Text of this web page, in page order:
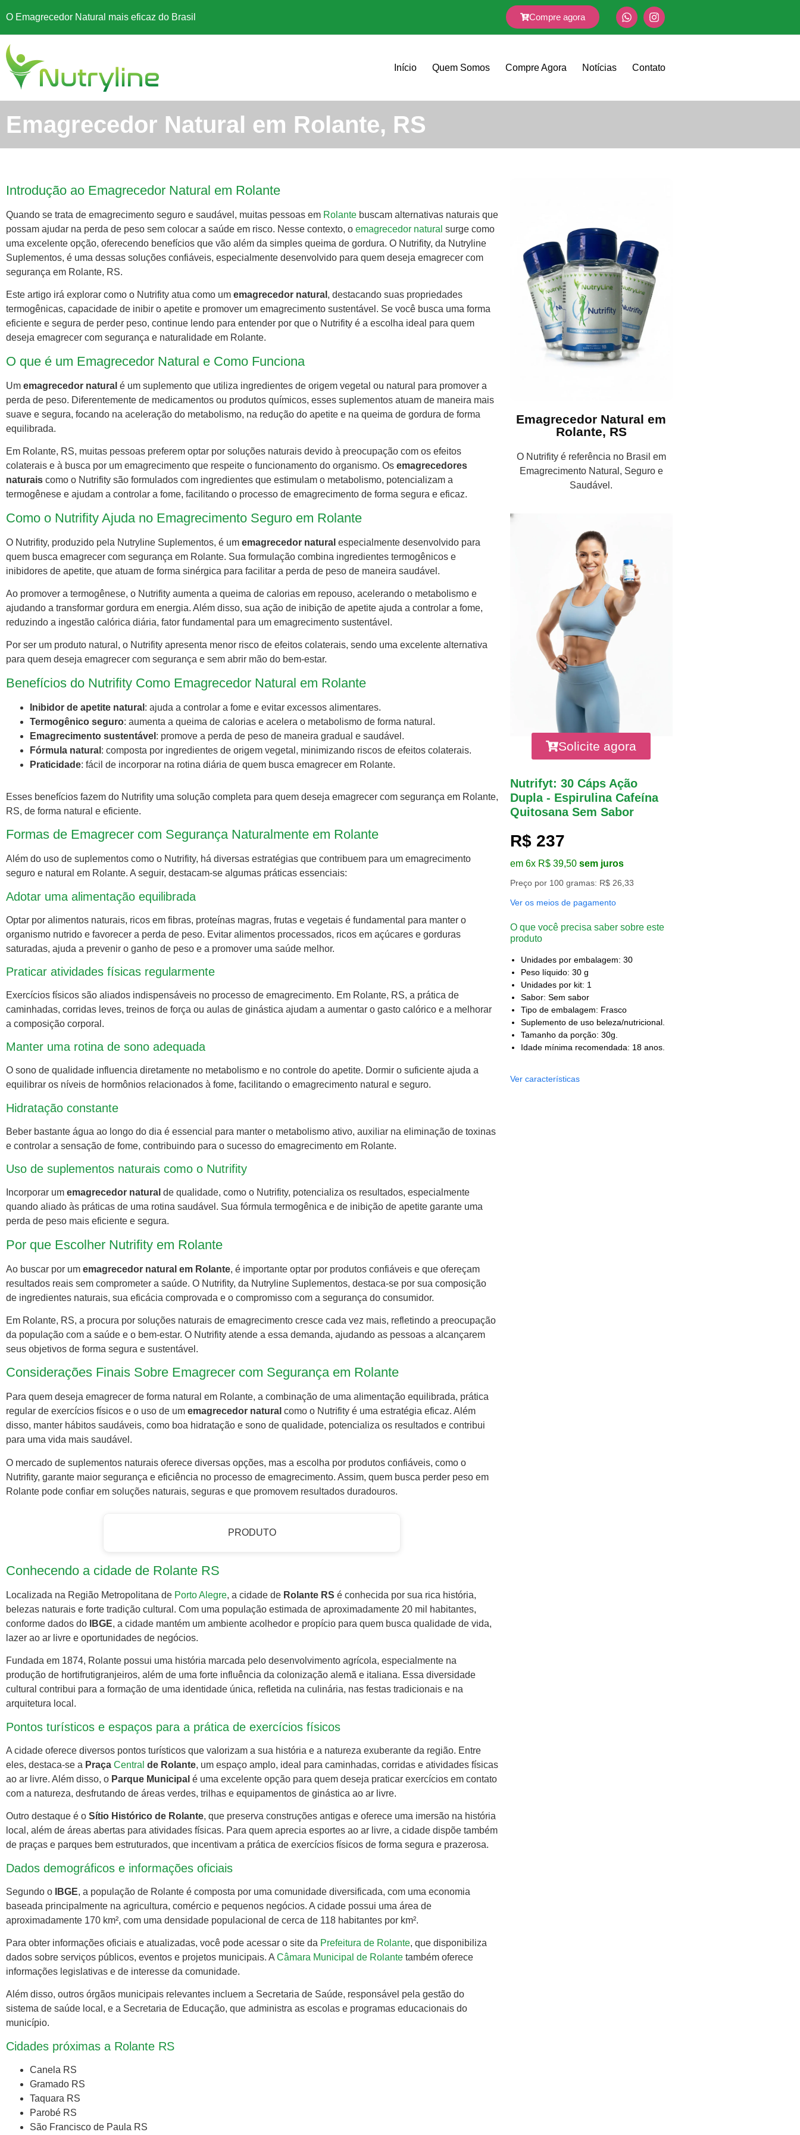
O Emagrecedor Natural mais eficaz do Brasil Compre agora
Início Quem Somos Compre Agora Notícias Contato
Emagrecedor Natural em Rolante, RS
Introdução ao Emagrecedor Natural em Rolante
Quando se trata de emagrecimento seguro e saudável, muitas pessoas em Rolante buscam alternativas naturais que
possam ajudar na perda de peso sem colocar a saúde em risco. Nesse contexto, o emagrecedor natural surge como
uma excelente opção, oferecendo benefícios que vão além da simples queima de gordura. O Nutrifity, da Nutryline
Suplementos, é uma dessas soluções confiáveis, especialmente desenvolvido para quem deseja emagrecer com
segurança em Rolante, RS.
Este artigo irá explorar como o Nutrifity atua como um emagrecedor natural , destacando suas propriedades
termogênicas, capacidade de inibir o apetite e promover um emagrecimento sustentável. Se você busca uma forma
eficiente e segura de perder peso, continue lendo para entender por que o Nutrifity é a escolha ideal para quem
deseja emagrecer com segurança e naturalidade em Rolante.
O que é um Emagrecedor Natural e Como Funciona
Um emagrecedor natural é um suplemento que utiliza ingredientes de origem vegetal ou natural para promover a
perda de peso. Diferentemente de medicamentos ou produtos químicos, esses suplementos atuam de maneira mais
suave e segura, focando na aceleração do metabolismo, na redução do apetite e na queima de gordura de forma
equilibrada.
Em Rolante, RS, muitas pessoas preferem optar por soluções naturais devido à preocupação com os efeitos
colaterais e à busca por um emagrecimento que respeite o funcionamento do organismo. Os emagrecedores
naturais como o Nutrifity são formulados com ingredientes que estimulam o metabolismo, potencializam a
termogênese e ajudam a controlar a fome, facilitando o processo de emagrecimento de forma segura e eficaz.
Como o Nutrifity Ajuda no Emagrecimento Seguro em Rolante
O Nutrifity, produzido pela Nutryline Suplementos, é um emagrecedor natural especialmente desenvolvido para
quem busca emagrecer com segurança em Rolante. Sua formulação combina ingredientes termogênicos e
inibidores de apetite, que atuam de forma sinérgica para facilitar a perda de peso de maneira saudável.
Ao promover a termogênese, o Nutrifity aumenta a queima de calorias em repouso, acelerando o metabolismo e
ajudando a transformar gordura em energia. Além disso, sua ação de inibição de apetite ajuda a controlar a fome,
reduzindo a ingestão calórica diária, fator fundamental para um emagrecimento sustentável.
Por ser um produto natural, o Nutrifity apresenta menor risco de efeitos colaterais, sendo uma excelente alternativa
para quem deseja emagrecer com segurança e sem abrir mão do bem-estar.
Benefícios do Nutrifity Como Emagrecedor Natural em Rolante
Inibidor de apetite natural : ajuda a controlar a fome e evitar excessos alimentares.
Termogênico seguro: aumenta a queima de calorias e acelera o metabolismo de forma natural.
Emagrecimento sustentável : promove a perda de peso de maneira gradual e saudável.
Fórmula natural : composta por ingredientes de origem vegetal, minimizando riscos de efeitos colaterais.
Praticidade: fácil de incorporar na rotina diária de quem busca emagrecer em Rolante.
Esses benefícios fazem do Nutrifity uma solução completa para quem deseja emagrecer com segurança em Rolante,
RS, de forma natural e eficiente.
Formas de Emagrecer com Segurança Naturalmente em Rolante
Além do uso de suplementos como o Nutrifity, há diversas estratégias que contribuem para um emagrecimento
seguro e natural em Rolante. A seguir, destacam-se algumas práticas essenciais:
Adotar uma alimentação equilibrada
Optar por alimentos naturais, ricos em fibras, proteínas magras, frutas e vegetais é fundamental para manter o
organismo nutrido e favorecer a perda de peso. Evitar alimentos processados, ricos em açúcares e gorduras
saturadas, ajuda a prevenir o ganho de peso e a promover uma saúde melhor.
Praticar atividades físicas regularmente
Exercícios físicos são aliados indispensáveis no processo de emagrecimento. Em Rolante, RS, a prática de
caminhadas, corridas leves, treinos de força ou aulas de ginástica ajudam a aumentar o gasto calórico e a melhorar
a composição corporal.
Manter uma rotina de sono adequada
O sono de qualidade influencia diretamente no metabolismo e no controle do apetite. Dormir o suficiente ajuda a
equilibrar os níveis de hormônios relacionados à fome, facilitando o emagrecimento natural e seguro.
Hidratação constante
Beber bastante água ao longo do dia é essencial para manter o metabolismo ativo, auxiliar na eliminação de toxinas
e controlar a sensação de fome, contribuindo para o sucesso do emagrecimento em Rolante.
Uso de suplementos naturais como o Nutrifity
Incorporar um emagrecedor natural de qualidade, como o Nutrifity, potencializa os resultados, especialmente
quando aliado às práticas de uma rotina saudável. Sua fórmula termogênica e de inibição de apetite garante uma
perda de peso mais eficiente e segura.
Por que Escolher Nutrifity em Rolante
Ao buscar por um emagrecedor natural em Rolante, é importante optar por produtos confiáveis e que ofereçam
resultados reais sem comprometer a saúde. O Nutrifity, da Nutryline Suplementos, destaca-se por sua composição
de ingredientes naturais, sua eficácia comprovada e o compromisso com a segurança do consumidor.
Em Rolante, RS, a procura por soluções naturais de emagrecimento cresce cada vez mais, refletindo a preocupação
da população com a saúde e o bem-estar. O Nutrifity atende a essa demanda, ajudando as pessoas a alcançarem
seus objetivos de forma segura e sustentável.
Considerações Finais Sobre Emagrecer com Segurança em Rolante
Para quem deseja emagrecer de forma natural em Rolante, a combinação de uma alimentação equilibrada, prática
regular de exercícios físicos e o uso de um emagrecedor natural como o Nutrifity é uma estratégia eficaz. Além
disso, manter hábitos saudáveis, como boa hidratação e sono de qualidade, potencializa os resultados e contribui
para uma vida mais saudável.
O mercado de suplementos naturais oferece diversas opções, mas a escolha por produtos confiáveis, como o
Nutrifity, garante maior segurança e eficiência no processo de emagrecimento. Assim, quem busca perder peso em
Rolante pode confiar em soluções naturais, seguras e que promovem resultados duradouros.
PRODUTO
Conhecendo a cidade de Rolante RS
Localizada na Região Metropolitana de PortoAlegre, a cidade de Rolante RS é conhecida por sua rica história,
belezas naturais e forte tradição cultural. Com uma população estimada de aproximadamente 20 mil habitantes,
conforme dados do
IBGE, a cidade mantém um ambiente acolhedor e propício para quem busca qualidade de vida,
lazer ao ar livre e oportunidades de negócios.
Fundada em 1874, Rolante possui uma história marcada pelo desenvolvimento agrícola, especialmente na
produção de hortifrutigranjeiros, além de uma forte influência da colonização alemã e italiana. Essa diversidade
cultural contribui para a formação de uma identidade única, refletida na culinária, nas festas tradicionais e na
arquitetura local.
Pontos turísticos e espaços para a prática de exercícios físicos
A cidade oferece diversos pontos turísticos que valorizam a sua história e a natureza exuberante da região. Entre
eles, destaca-se a Praça Central de Rolante, um espaço amplo, ideal para caminhadas, corridas e atividades físicas
ao ar livre. Além disso, o Parque Municipal é uma excelente opção para quem deseja praticar exercícios em contato
com a natureza, desfrutando de áreas verdes, trilhas e equipamentos de ginástica ao ar livre.
Outro destaque é o Sítio Histórico de Rolante, que preserva construções antigas e oferece uma imersão na história
local, além de áreas abertas para atividades físicas. Para quem aprecia esportes ao ar livre, a cidade dispõe também
de praças e parques bem estruturados, que incentivam a prática de exercícios físicos de forma segura e prazerosa.
Dados demográficos e informações oficiais
Segundo o IBGE, a população de Rolante é composta por uma comunidade diversificada, com uma economia
baseada principalmente na agricultura, comércio e pequenos negócios. A cidade possui uma área de
aproximadamente 170 km², com uma densidade populacional de cerca de 118 habitantes por km².
Para obter informações oficiais e atualizadas, você pode acessar o site da Prefeitura de Rolante, que disponibiliza
dados sobre serviços públicos, eventos e projetos municipais. A Câmara Municipal de Rolante também oferece
informações legislativas e de interesse da comunidade.
Além disso, outros órgãos municipais relevantes incluem a Secretaria de Saúde, responsável pela gestão do
sistema de saúde local, e a Secretaria de Educação, que administra as escolas e programas educacionais do
município.
Cidades próximas a Rolante RS
Canela RS
Gramado RS
Taquara RS
Parobé RS
São Francisco de Paula RS
Emagrecedor Natural em
Rolante, RS
O Nutrifity é referência no Brasil em
Emagrecimento Natural, Seguro e
Saudável.
Solicite agora
Nutrifyt: 30 Cáps Ação
Dupla - Espirulina Cafeína
Quitosana Sem Sabor
R$ 237
em 6x R$ 39,50 sem juros
Preço por 100 gramas: R$ 26,33
Ver os meios de pagamento
O que você precisa saber sobre este
produto
Unidades por embalagem: 30
Peso líquido: 30 g
Unidades por kit: 1
Sabor: Sem sabor
Tipo de embalagem: Frasco
Suplemento de uso beleza/nutricional.
Tamanho da porção: 30g.
Idade mínima recomendada: 18 anos.
Ver características